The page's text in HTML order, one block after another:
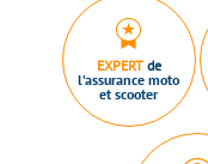
EXPERTde
l’assurance moto
et scooter